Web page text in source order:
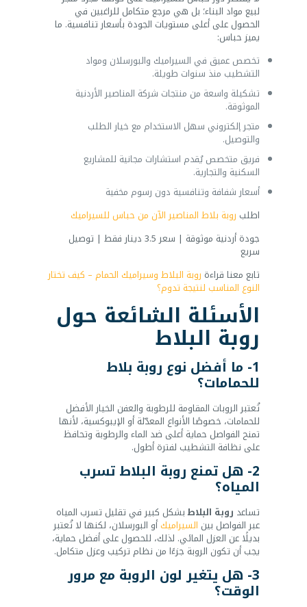
لبيع مواد البناء؛ بل هي مرجع متكامل للراغبين في
الحصول على أعلى مستويات الجودة بأسعار تنافسية. ما
يميز حباس:
تخصص عميق في السيراميك والبورسلان ومواد
التشطيب منذ سنوات طويلة.
تشكيلة واسعة من منتجات شركة المناصير الأردنية
الموثوقة.
متجر إلكتروني سهل الاستخدام مع خيار الطلب
والتوصيل.
فريق متخصص يُقدم استشارات مجانية للمشاريع
السكنية والتجارية.
أسعار شفافة وتنافسية دون رسوم مخفية
اطلب روبة بلاط المناصير الآن من حباس للسيراميك
جودة أردنية موثوقة | سعر 3.5 دينار فقط | توصيل
سريع
تابع معنا قراءة روبة البلاط وسيراميك الحمام – كيف تختار
النوع المناسب لنتيجة تدوم؟
الأسئلة الشائعة حول
روبة البلاط
1- ما أفضل نوع روبة بلاط
للحمامات؟
تُعتبر الروبات المقاومة للرطوبة والعفن الخيار الأفضل
للحمامات، خصوصًا الأنواع المعدّلة أو الإيبوكسية، لأنها
تمنح الفواصل حماية أعلى ضد الماء والرطوبة وتحافظ
على نظافة التشطيب لفترة أطول.
2- هل تمنع روبة البلاط تسرب
المياه؟
تساعد روبة البلاطبشكل كبير في تقليل تسرب المياه
عبر الفواصل بين السيراميكأو البورسلان، لكنها لا تُعتبر
بديلًا عن العزل المائي. لذلك، للحصول على أفضل حماية،
يجب أن تكون الروبة جزءًا من نظام تركيب وعزل متكامل.
3- هل يتغير لون الروبة مع مرور
الوقت؟